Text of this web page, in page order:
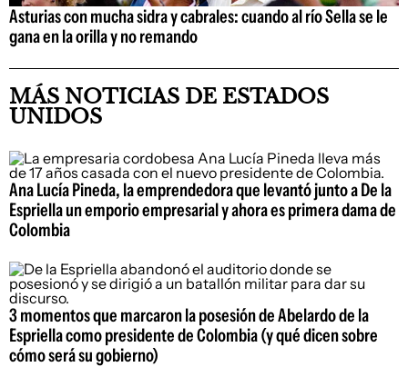
Asturias con mucha sidra y cabrales: cuando al río Sella se le
gana en la orilla y no remando
MÁS NOTICIAS DE ESTADOS
UNIDOS
Ana Lucía Pineda, la emprendedora que levantó junto a De la
Espriella un emporio empresarial y ahora es primera dama de
Colombia
3 momentos que marcaron la posesión de Abelardo de la
Espriella como presidente de Colombia (y qué dicen sobre
cómo será su gobierno)